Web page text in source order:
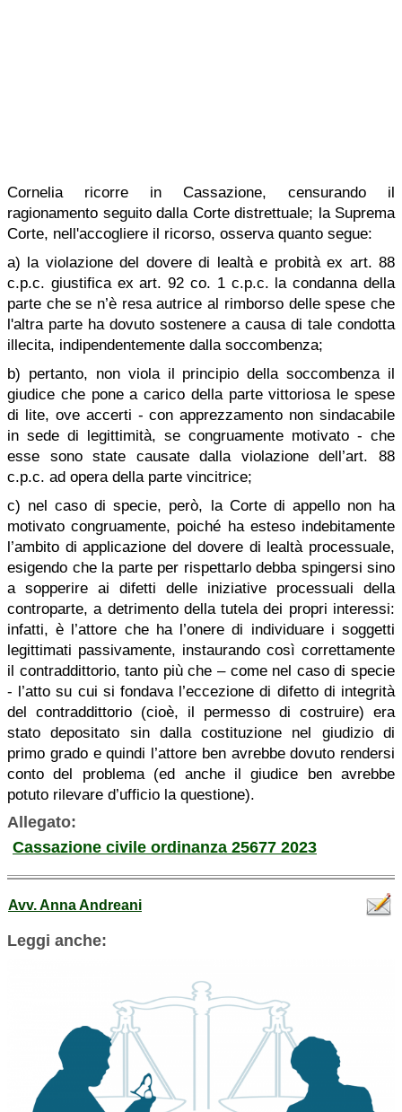
Cornelia ricorre in Cassazione, censurando il
ragionamento seguito dalla Corte distrettuale; la Suprema
Corte, nell'accogliere il ricorso, osserva quanto segue:
a) la violazione del dovere di lealtà e probità ex art. 88
c.p.c. giustifica ex art. 92 co. 1 c.p.c. la condanna della
parte che se n’è resa autrice al rimborso delle spese che
l'altra parte ha dovuto sostenere a causa di tale condotta
illecita, indipendentemente dalla soccombenza;
b) pertanto, non viola il principio della soccombenza il
giudice che pone a carico della parte vittoriosa le spese
di lite, ove accerti - con apprezzamento non sindacabile
in sede di legittimità, se congruamente motivato - che
esse sono state causate dalla violazione dell’art. 88
c.p.c. ad opera della parte vincitrice;
c) nel caso di specie, però, la Corte di appello non ha
motivato congruamente, poiché ha esteso indebitamente
l’ambito di applicazione del dovere di lealtà processuale,
esigendo che la parte per rispettarlo debba spingersi sino
a sopperire ai difetti delle iniziative processuali della
controparte, a detrimento della tutela dei propri interessi:
infatti, è l’attore che ha l’onere di individuare i soggetti
legittimati passivamente, instaurando così correttamente
il contraddittorio, tanto più che – come nel caso di specie
- l’atto su cui si fondava l’eccezione di difetto di integrità
del contraddittorio (cioè, il permesso di costruire) era
stato depositato sin dalla costituzione nel giudizio di
primo grado e quindi l’attore ben avrebbe dovuto rendersi
conto del problema (ed anche il giudice ben avrebbe
potuto rilevare d’ufficio la questione).
Allegato:
Cassazione civile ordinanza 25677 2023
Avv. Anna Andreani
Leggi anche: